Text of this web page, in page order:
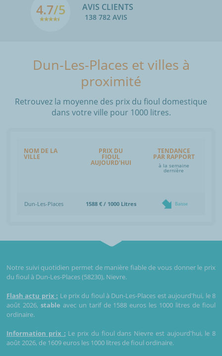
4.7/5 AVIS CLIENTS
138 782 AVIS
Dun-Les-Places et villes à
proximité
Retrouvez la moyenne des prix du fioul domestique
dans votre ville pour 1000 litres.
NOM DE LA
VILLE
PRIX DU
FIOUL
AUJOURD'HUI
TENDANCE
PAR RAPPORT
à la semaine
dernière
Dun-Les-Places 1588 € / 1000 Litres Baisse
Notre suivi quotidien permet de manière fiable de vous donner le prix
du fioul à Dun-Les-Places (58230), Nievre.
Flash actu prix : Le prix du fioul à Dun-Les-Places est aujourd'hui, le 8
août 2026, stable avec un tarif de 1588 euros les 1000 litres de fioul
ordinaire.
Information prix : Le prix du fioul dans Nievre est aujourd'hui, le 8
août 2026, de 1609 euros les 1000 litres de fioul ordinaire.